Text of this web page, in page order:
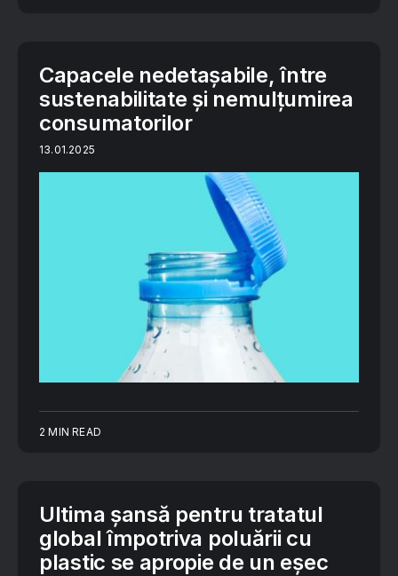
Capacele nedetașabile, între
sustenabilitate și nemulțumirea
consumatorilor
13.01.2025
2 MIN READ
Ultima șansă pentru tratatul
global împotriva poluării cu
plastic se apropie de un eșec